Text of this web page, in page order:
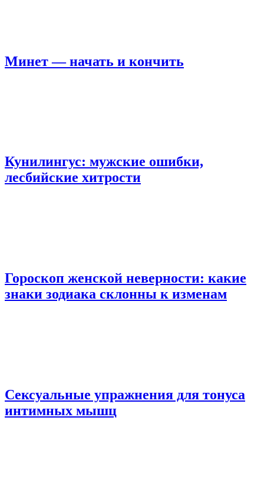
Минет — начать и кончить
Кунилингус: мужские ошибки,
лесбийские хитрости
Гороскоп женской неверности: какие
знаки зодиака склонны к изменам
Сексуальные упражнения для тонуса
интимных мышц